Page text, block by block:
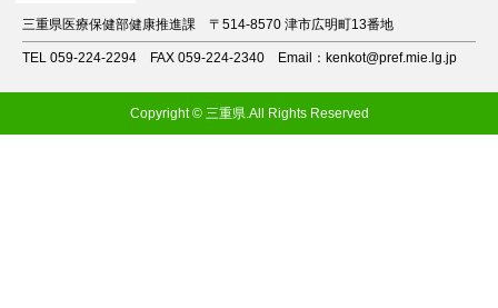
三重県医療保健部健康推進課 〒514-8570 津市広明町13番地
TEL 059-224-2294 FAX 059-224-2340 Email：kenkot@pref.mie.lg.jp
Copyright © 三重県.All Rights Reserved